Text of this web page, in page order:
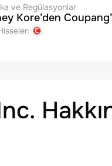
ve Regülasyonlar
Kore’den